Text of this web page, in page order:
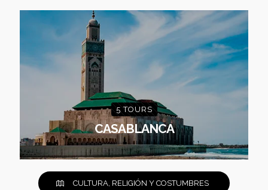
5 TOURS
CASABLANCA
CULTURA, RELIGIÓN Y COSTUMBRES